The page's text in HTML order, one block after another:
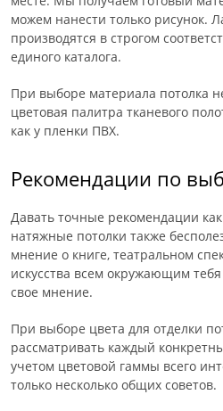
можем нанести только рисунок.
производятся в строгом
единого каталога.
При выборе материала потолка
цветовая палитра тканевого
как у пленки ПВХ.
Рекомендации по
Давать точные рекомендации
натяжные потолки также
мнение о книге, театральном
искусства всем окружающим
свое мнение.
При выборе цвета для отделки
рассматривать каждый
учетом цветовой гаммы всего
только несколько общих советов.